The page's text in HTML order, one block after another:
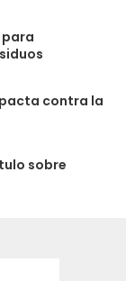
para
contra la
sobre